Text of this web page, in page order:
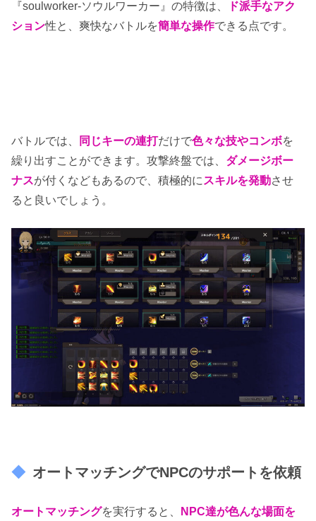
『soulworker-ソウルワーカー』の特徴は、
ド派手なアク
ション性と、爽快なバトルを簡単な操作できる点です。
バトルでは、 同じキーの連打だけで色々な技やコンボを
繰り出すことができます。攻撃終盤では、 ダメージボー
ナスが付くなどもあるので、積極的に スキルを発動させ
ると良いでしょう。
オートマッチングでNPCのサポートを依頼
オートマッチングを実行すると、 NPC達が色んな場面を